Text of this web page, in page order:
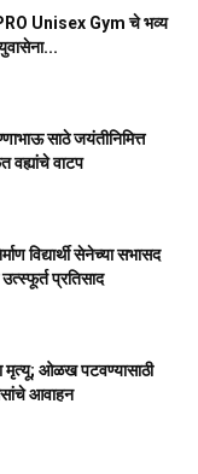
Unisex Gym चे भव्य
साठे जयंतीनिमित्त
वह्यांचे वाटप
विद्यार्थी सेनेच्या सभासद
प्रतिसाद
मृत्यू; ओळख पटवण्यासाठी
आवाहन